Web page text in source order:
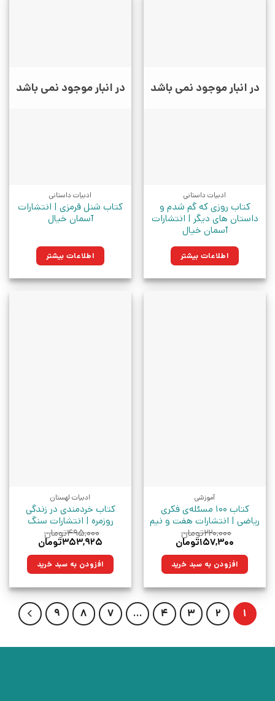
در انبار موجود نمی باشد
ادبیات داستانی
کتاب روزی که گم شدم و
داستان های دیگر | انتشارات
آسمان خیال
اطلاعات بیشتر
در انبار موجود نمی باشد
ادبیات داستانی
کتاب شنل قرمزی | انتشارات
آسمان خیال
اطلاعات بیشتر
آموزشی
کتاب 100 مسئله‌ی فکری
ریاضی | انتشارات هفت و نیم
۲۲۰,۰۰۰تومان
قیمت
۲۲۰,۰۰۰تومان
بود.
۱۵۷,۳۰۰تومان
۱۵۷,۳۰۰تومان.افزودن به سبد خرید
ادبیات لهستان
کتاب خردمندی در زندگی
روزمره | انتشارات سنگ
۴۹۵,۰۰۰تومان
قیمت
۴۹۵,۰۰۰تومان
بود.
۳۵۳,۹۲۵تومان
۳۵۳,۹۲۵تومان. افزودن به سبد خرید
1
2
3
4
…
7
8
9